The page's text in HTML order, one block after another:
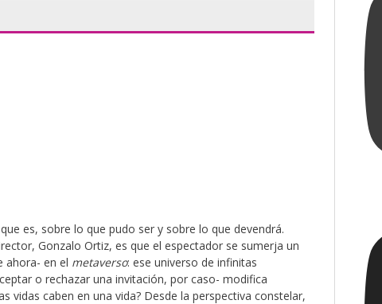
es, sobre lo que pudo ser y sobre lo que devendrá.
Gonzalo Ortiz, es que el espectador se sumerja un
ahora- en el metaverso: ese universo de infinitas
o rechazar una invitación, por caso- modifica
vidas caben en una vida? Desde la perspectiva constelar,